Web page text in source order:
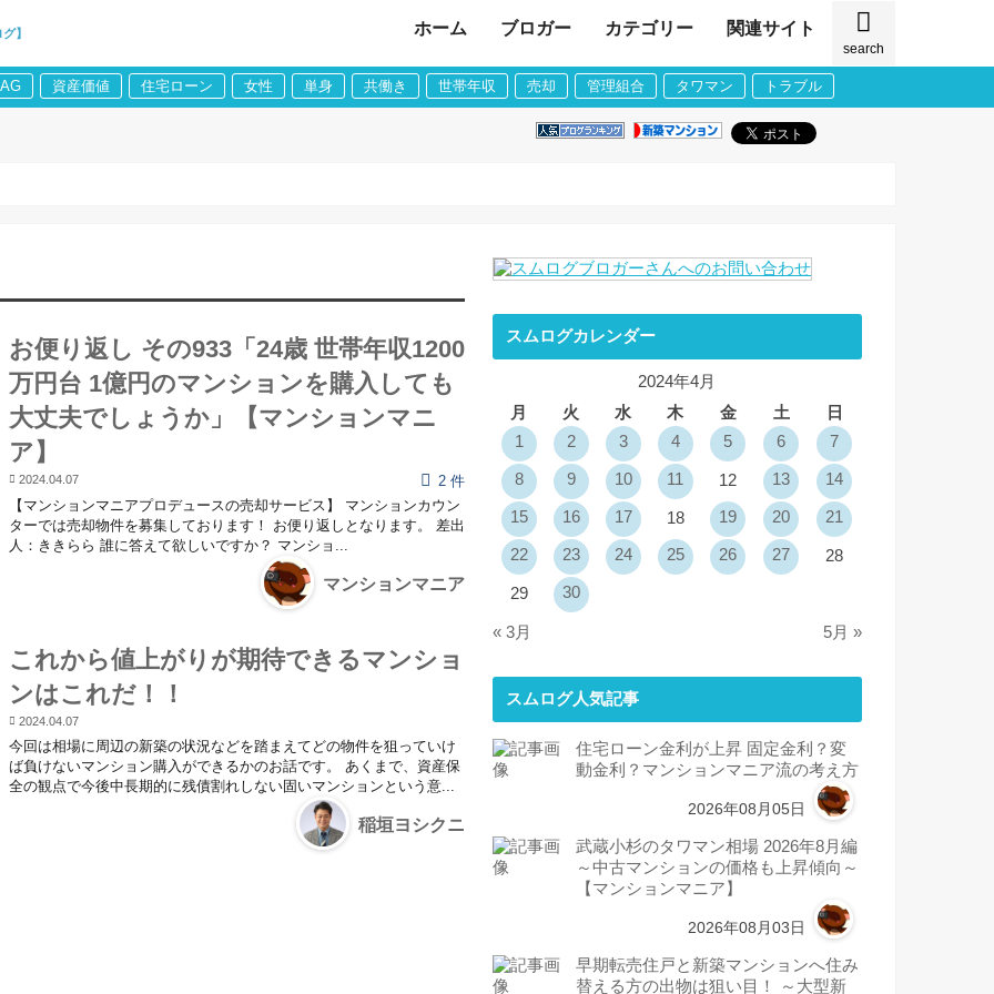
】
search
ホーム ブロガー カテゴリー 関連サイト
資産価値 住宅ローン 女性 単身 共働き 世帯年収 売却 管理組合 タワマン トラブル
お便り返し その933「24歳 世帯年収1200
万円台 1億円のマンションを購入しても
大丈夫でしょうか」【マンションマニ
ア】
2024.04.07
2 件
【マンションマニアプロデュースの売却サービス】 マンションカウン
ターでは売却物件を募集しております！ お便り返しとなります。 差出
人：ききらら 誰に答えて欲しいですか？ マンショ...
マンションマニア
これから値上がりが期待できるマンショ
ンはこれだ！！
2024.04.07
今回は相場に周辺の新築の状況などを踏まえてどの物件を狙っていけ
ば負けないマンション購入ができるかのお話です。 あくまで、資産保
全の観点で今後中長期的に残債割れしない固いマンションという意...
稲垣ヨシクニ
スムログカレンダー
2024年4月
月
火 水 木 金 土
日
1
2 3 4 5 6 7
8 9 10 11 12 13 14
15 16 17 18 19 20 21
22 23 24 25 26 27 28
29 30
« 3月 5月 »
スムログ人気記事
住宅ローン金利が上昇 固定金利？変
動金利？マンションマニア流の考え方
2026年08月05日
武蔵小杉のタワマン相場 2026年8月編
～中古マンションの価格も上昇傾向～
【マンションマニア】
2026年08月03日
早期転売住戸と新築マンションへ住み
替える方の出物は狙い目！ ～大型新